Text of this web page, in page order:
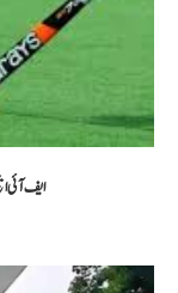
ایف آئی ایچ